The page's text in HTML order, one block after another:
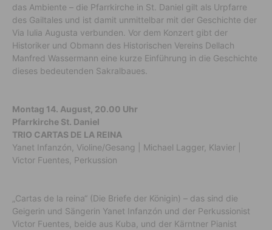
das Ambiente – die Pfarrkirche in St. Daniel gilt als Urpfarre
des Gailtales und ist damit unmittelbar mit der Geschichte der
Via Iulia Augusta verbunden. Vor dem Konzert gibt der
Historiker und Obmann des Historischen Vereins Dellach
Manfred Wassermann eine kurze Einführung in die Geschichte
dieses bedeutenden Sakralbaues.
Montag 14. August, 20.00 Uhr
Pfarrkirche St. Daniel
TRIO CARTAS DE LA REINA
Yanet Infanzón, Violine/Gesang | Michael Lagger, Klavier |
Victor Fuentes, Perkussion
„Cartas de la reina“ (Die Briefe der Königin) – das sind die
Geigerin und Sängerin Yanet Infanzón und der Perkussionist
Victor Fuentes, beide aus Kuba, und der Kärntner Pianist